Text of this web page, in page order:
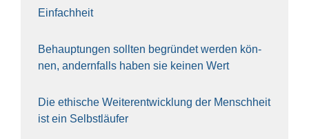
Ein­fach­heit
Behaup­tun­gen soll­ten begrün­det wer­den kön­
nen, andern­falls haben sie kei­nen Wert
Die ethi­sche Wei­ter­ent­wick­lung der Mensch­heit
ist ein Selbst­läu­fer